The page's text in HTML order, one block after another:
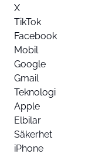
X
TikTok
Facebook
Mobil
Google
Gmail
Teknologi
Apple
Elbilar
Säkerhet
iPhone